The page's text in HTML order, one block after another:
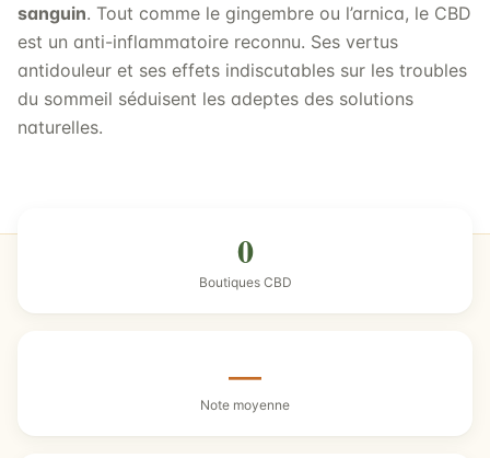
sanguin. Tout comme le gingembre ou l’arnica, le CBD
est un anti-inflammatoire reconnu. Ses vertus
antidouleur et ses effets indiscutables sur les troubles
du sommeil séduisent les adeptes des solutions
naturelles.
0
Boutiques CBD
—
Note moyenne